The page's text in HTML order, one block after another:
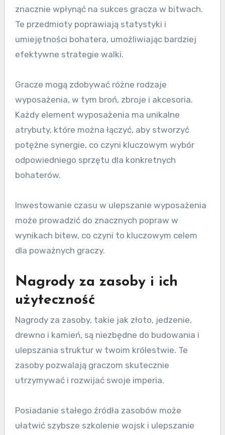
znacznie wpłynąć na sukces gracza w bitwach.
Te przedmioty poprawiają statystyki i
umiejętności bohatera, umożliwiając bardziej
efektywne strategie walki.
Gracze mogą zdobywać różne rodzaje
wyposażenia, w tym broń, zbroje i akcesoria.
Każdy element wyposażenia ma unikalne
atrybuty, które można łączyć, aby stworzyć
potężne synergie, co czyni kluczowym wybór
odpowiedniego sprzętu dla konkretnych
bohaterów.
Inwestowanie czasu w ulepszanie wyposażenia
może prowadzić do znacznych popraw w
wynikach bitew, co czyni to kluczowym celem
dla poważnych graczy.
Nagrody za zasoby i ich
użyteczność
Nagrody za zasoby, takie jak złoto, jedzenie,
drewno i kamień, są niezbędne do budowania i
ulepszania struktur w twoim królestwie. Te
zasoby pozwalają graczom skutecznie
utrzymywać i rozwijać swoje imperia.
Posiadanie stałego źródła zasobów może
ułatwić szybsze szkolenie wojsk i ulepszanie